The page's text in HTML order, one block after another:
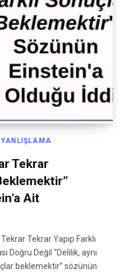
Tekrar
Ait
Tekrar Yapıp Farklı
Doğru Değil “Delilik, aynı
beklemektir” sözünün